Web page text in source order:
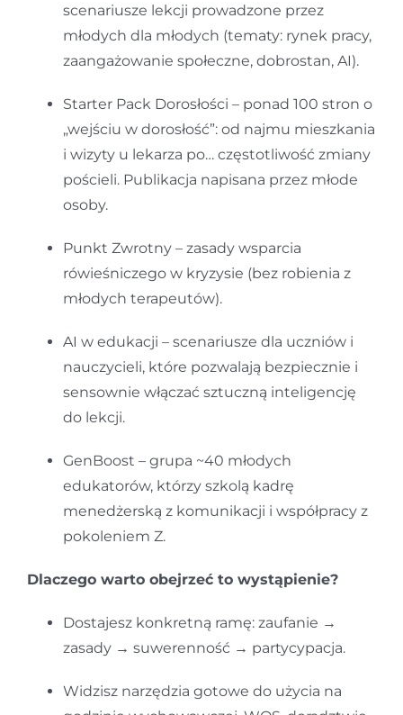
scenariusze lekcji prowadzone przez
młodych dla młodych (tematy: rynek pracy,
zaangażowanie społeczne, dobrostan, AI).
Starter Pack Dorosłości – ponad 100 stron o
„wejściu w dorosłość”: od najmu mieszkania
i wizyty u lekarza po… częstotliwość zmiany
pościeli. Publikacja napisana przez młode
osoby.
Punkt Zwrotny – zasady wsparcia
rówieśniczego w kryzysie (bez robienia z
młodych terapeutów).
AI w edukacji – scenariusze dla uczniów i
nauczycieli, które pozwalają bezpiecznie i
sensownie włączać sztuczną inteligencję
do lekcji.
GenBoost – grupa ~40 młodych
edukatorów, którzy szkolą kadrę
menedżerską z komunikacji i współpracy z
pokoleniem Z.
Dlaczego warto obejrzeć to wystąpienie?
Dostajesz konkretną ramę: zaufanie →
zasady → suwerenność → partycypacja.
Widzisz narzędzia gotowe do użycia na